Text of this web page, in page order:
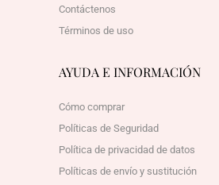
Contáctenos
Términos de uso
AYUDA E INFORMACIÓN
Cómo comprar
Políticas de Seguridad
Política de privacidad de datos
Políticas de envío y sustitución